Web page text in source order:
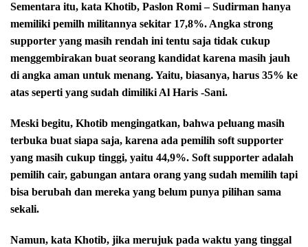
Sementara itu, kata Khotib, Paslon Romi – Sudirman hanya
memiliki pemilh militannya sekitar 17,8%. Angka strong
supporter yang masih rendah ini tentu saja tidak cukup
menggembirakan buat seorang kandidat karena masih jauh
di angka aman untuk menang. Yaitu, biasanya, harus 35% ke
atas seperti yang sudah dimiliki Al Haris -Sani.
Meski begitu, Khotib mengingatkan, bahwa peluang masih
terbuka buat siapa saja, karena ada pemilih soft supporter
yang masih cukup tinggi, yaitu 44,9%. Soft supporter adalah
pemilih cair, gabungan antara orang yang sudah memilih tapi
bisa berubah dan mereka yang belum punya pilihan sama
sekali.
Namun, kata Khotib, jika merujuk pada waktu yang tinggal